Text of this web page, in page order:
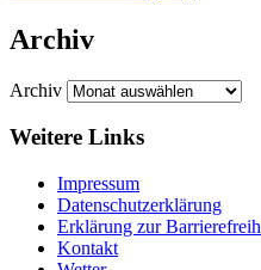
Archiv
Archiv
Weitere Links
Impressum
Datenschutzerklärung
Erklärung zur
Kontakt